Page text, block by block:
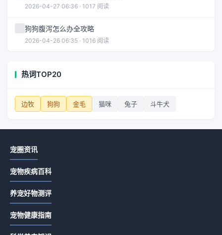
2026-04-27 06:36 · 1017 阅读
狗狗腹泻怎么办全攻略
2026-04-26 06:35 · 1016 阅读
热词TOP20
边牧 狗狗 金毛 猫咪 兔子 斗牛犬
宠圈资讯
宠物疾病百科
养宠好物测评
宠物健康指南